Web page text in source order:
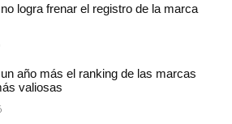
logra frenar el registro de la marca
año más el ranking de las marcas
valiosas